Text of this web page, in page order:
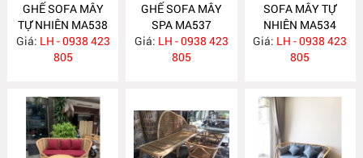
GHẾ SOFA MÂY
TỰ NHIÊN MA538
Giá: LH - 0938 423
805
GHẾ SOFA MÂY
SPA MA537
Giá: LH - 0938 423
805
SOFA MÂY TỰ
NHIÊN MA534
Giá: LH - 0938 423
805